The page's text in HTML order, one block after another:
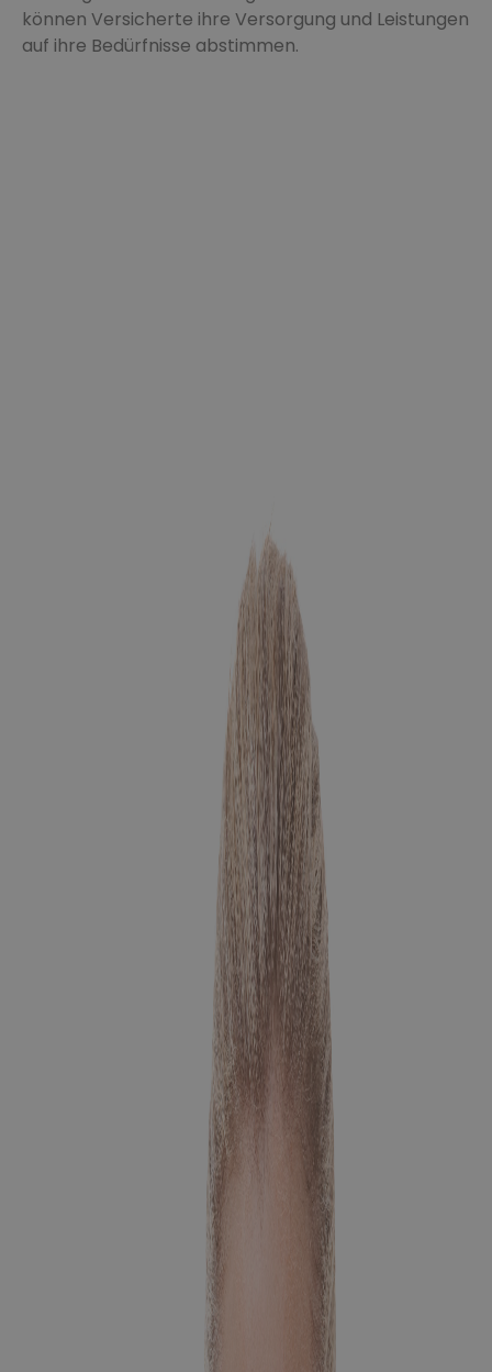
können Versicherte ihre Versorgung und Leistungen
auf ihre Bedürfnisse abstimmen.